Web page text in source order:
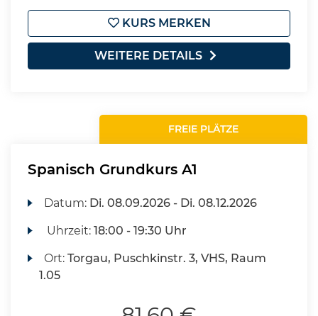
KURS MERKEN
WEITERE DETAILS
FREIE PLÄTZE
Spanisch Grundkurs A1
Datum: Di. 08.09.2026 - Di. 08.12.2026
Uhrzeit:18:00 - 19:30 Uhr
Ort:Torgau, Puschkinstr. 3, VHS, Raum
1.05